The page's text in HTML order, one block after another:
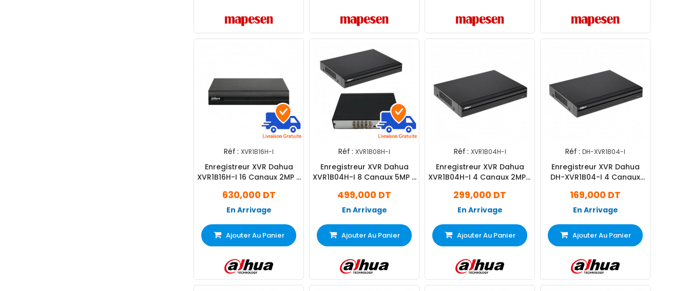
Réf : XVR1B16H-I
Enregistreur XVR Dahua
XVR1B16H-I 16 Canaux 2MP -
630,000 DT
En Arrivage
Ajouter Au Panier
Réf : XVR1B08H-I
Enregistreur XVR Dahua
XVR1B04H-I 8 Canaux 5MP -
499,000 DT
En Arrivage
Ajouter Au Panier
Réf : XVR1B04H-I
Enregistreur XVR Dahua
XVR1B04H-I 4 Canaux 2MP -
299,000 DT
En Arrivage
Ajouter Au Panier
Réf : DH-XVR1B04-I
Enregistreur XVR Dahua
DH-XVR1B04-I 4 Canaux
169,000 DT
En Arrivage
Ajouter Au Panier